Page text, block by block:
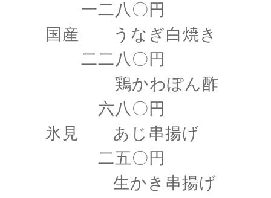
一二八〇円
国産 うなぎ白焼き
二二八〇円
鶏かわぽん酢
六八〇円
氷見 あじ串揚げ
二五〇円
生かき串揚げ